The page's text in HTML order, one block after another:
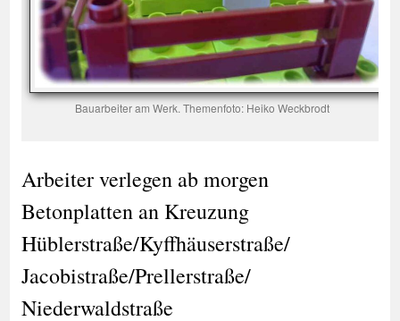
Bauarbeiter am Werk. Themenfoto: Heiko Weckbrodt
Arbeiter verlegen ab morgen
Betonplatten an Kreuzung
Hüblerstraße/Kyffhäuserstraße/
Jacobistraße/Prellerstraße/
Niederwaldstraße